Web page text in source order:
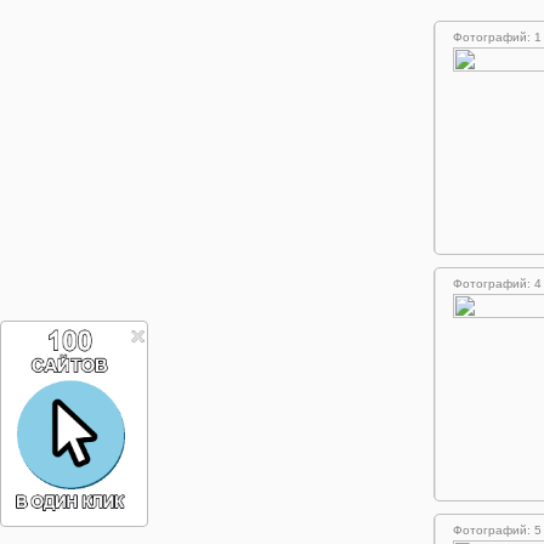
Фотографий: 1
Фотографий: 4
Фотографий: 5